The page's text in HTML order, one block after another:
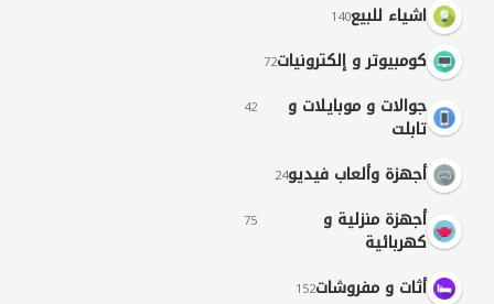
اشياء للبيع140
كومبيوتر و إلكترونيات72
جوالات و موبايلات و
تابلت
42
أجهزة وألعاب فيديو24
أجهزة منزلية و
كهربائية
75
أثات و مفروشات152